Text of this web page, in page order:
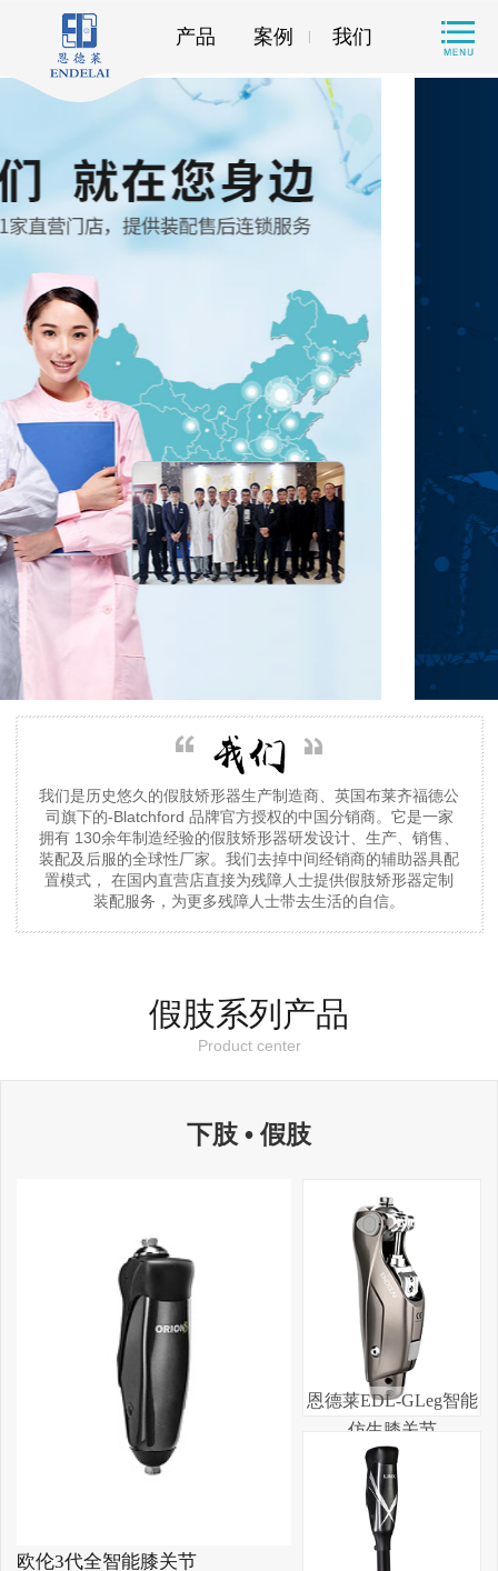
产品 案例 我们
我们是历史悠久的假肢矫形器生产制造商、英国布莱齐福德公
司旗下的-Blatchford 品牌官方授权的中国分销商。它是一家
拥有 130余年制造经验的假肢矫形器研发设计、生产、销售、
装配及后服的全球性厂家。我们去掉中间经销商的辅助器具配
置模式， 在国内直营店直接为残障人士提供假肢矫形器定制
装配服务，为更多残障人士带去生活的自信。
假肢系列产品
Product center
下肢 • 假肢
欧伦3代全智能膝关节
恩德莱EDL-GLeg智能
仿生膝关节